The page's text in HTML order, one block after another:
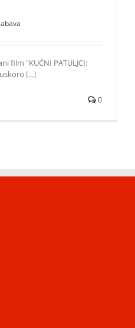
film "KUĆNI PATULJCI:
[...]
0